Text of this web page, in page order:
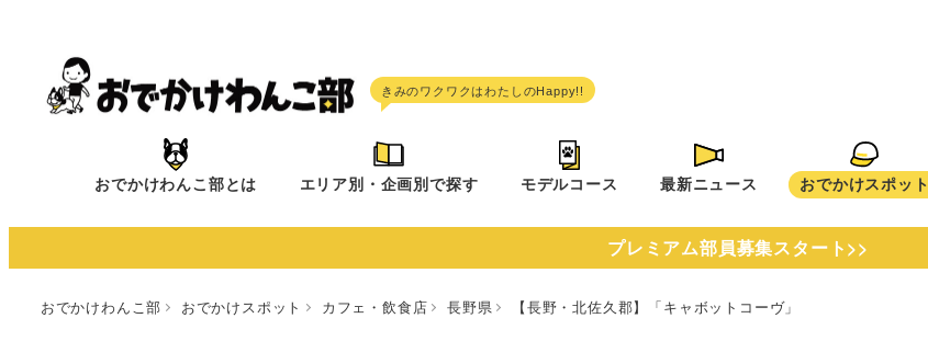
へ
おでかけわんこ部とは エリア別・企画別で探す モデルコース 最新ニュース おでかけスポット
プレミアム部員募集スタート>>
おでかけわんこ部 おでかけスポット カフェ・飲食店 長野県 【長野・北佐久郡】「キャボットコーヴ」